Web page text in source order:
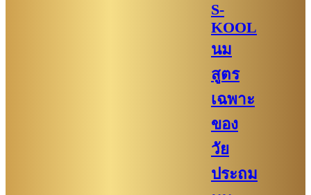
S-
KOOL
นม
สูตร
เฉพาะ
ของ
วัย
ประถม